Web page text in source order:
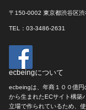
〒150-0002 東京都渋谷区
TEL：03-3486-2631
ecbeingについて
ecbeingは、年商１００億円
から生まれたECサイト構築
立場で作られているため、